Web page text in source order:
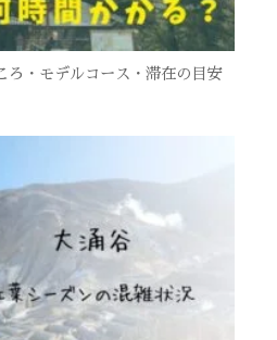
ろ・モデルコース・滞在の目安